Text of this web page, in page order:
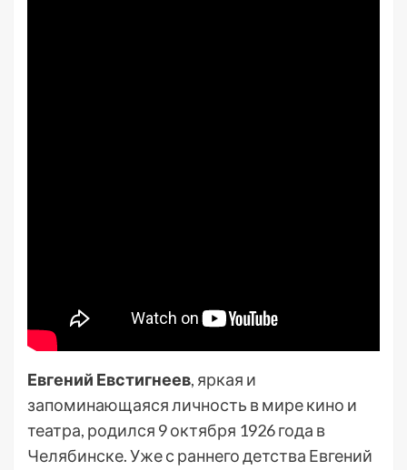
Евгений Евстигнеев, яркая и
запоминающаяся личность в мире кино и
театра, родился 9 октября 1926 года в
Челябинске. Уже с раннего детства Евгений